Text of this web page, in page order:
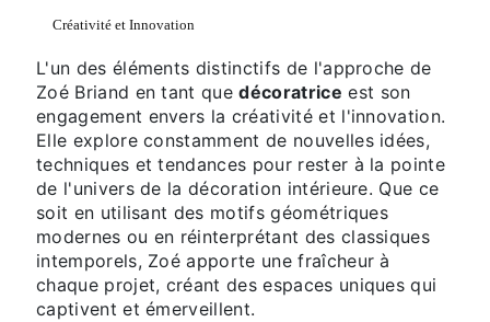
Créativité et Innovation
L'un des éléments distinctifs de l'approche de
Zoé Briand en tant quedécoratrice est son
engagement envers la créativité et l'innovation.
Elle explore constamment de nouvelles idées,
techniques et tendances pour rester à la pointe
de l'univers de la décoration intérieure. Que ce
soit en utilisant des motifs géométriques
modernes ou en réinterprétant des classiques
intemporels, Zoé apporte une fraîcheur à
chaque projet, créant des espaces uniques qui
captivent et émerveillent.